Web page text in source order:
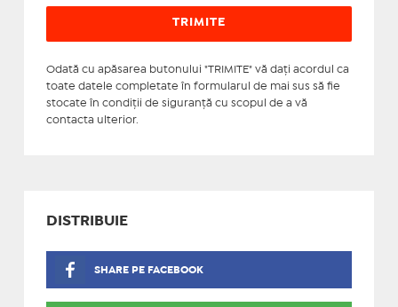
Odată cu apăsarea butonului "TRIMITE" vă daţi acordul ca
toate datele completate în formularul de mai sus să fie
stocate în condiţii de siguranţă cu scopul de a vă
contacta ulterior.
DISTRIBUIE
SHARE PE FACEBOOK